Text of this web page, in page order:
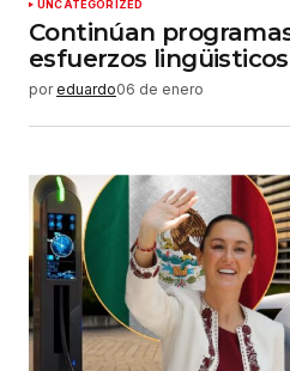
UNCATEGORIZED
Continúan
esfuerzos
por eduardo06 de enero